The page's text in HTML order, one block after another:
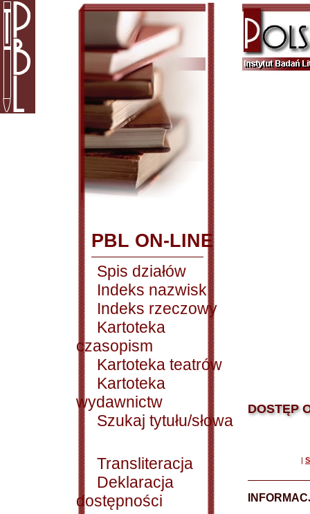
PBL ON-LINE
Spis działów
Indeks nazwisk
Indeks rzeczowy
Kartoteka
czasopism
Kartoteka teatrów
Kartoteka
wydawnictw
Szukaj tytułu/słowa
Transliteracja
Deklaracja
dostępności
DOSTĘP
|